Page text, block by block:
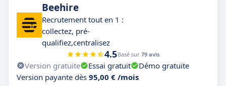
Beehire
Recrutement tout en 1 :
collectez, pré-
qualifiez,centralisez
4.5Basé sur 79 avis
Version gratuite Essai gratuit
Démo gratuite
Version payante dès 95,00 € /mois